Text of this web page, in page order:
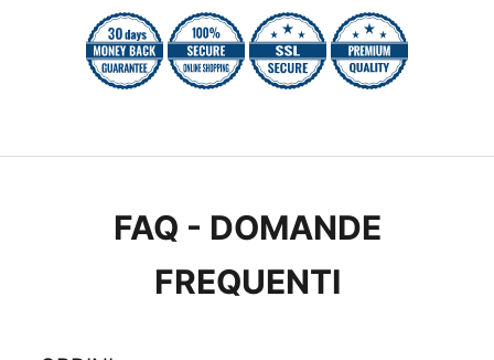
FAQ - DOMANDE
FREQUENTI